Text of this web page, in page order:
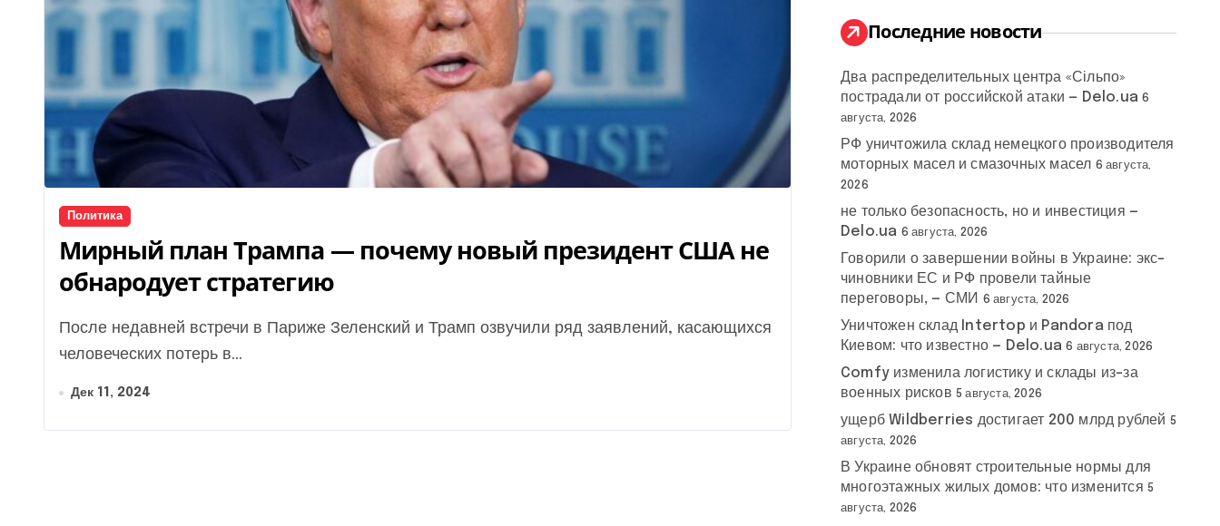
Политика
Мирный план Трампа — почему новый президент США не
обнародует стратегию
После недавней встречи в Париже Зеленский и Трамп озвучили ряд заявлений, касающихся
человеческих потерь в...
Дек 11, 2024
:
Последние новости
Два распределительных центра «Сільпо»
пострадали от российской атаки — Delo.ua 6
августа, 2026
РФ уничтожила склад немецкого производителя
моторных масел и смазочных масел 6 августа,
2026
не только безопасность, но и инвестиция —
Delo.ua 6 августа, 2026
Говорили о завершении войны в Украине: экс-
чиновники ЕС и РФ провели тайные
переговоры, — СМИ
6 августа, 2026
Уничтожен склад Intertop и Pandora под
Киевом: что известно — Delo.ua 6 августа, 2026
Comfy изменила логистику и склады из-за
военных рисков 5 августа, 2026
ущерб Wildberries достигает 200 млрд рублей 5
августа, 2026
В Украине обновят строительные нормы для
многоэтажных жилых домов: что изменится 5
августа, 2026